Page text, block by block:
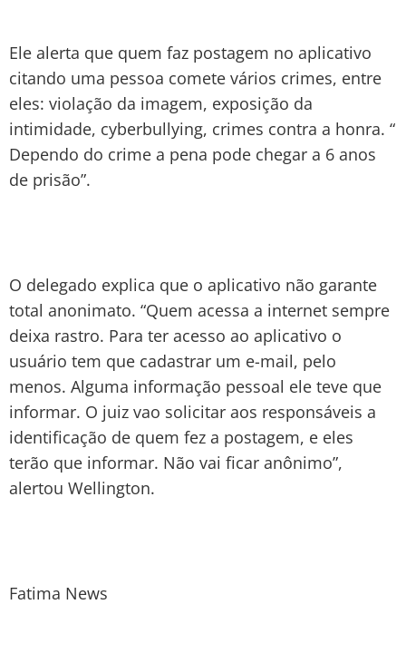
Ele alerta que quem faz postagem no aplicativo
citando uma pessoa comete vários crimes, entre
eles: violação da imagem, exposição da
intimidade, cyberbullying, crimes contra a honra. “
Dependo do crime a pena pode chegar a 6 anos
de prisão”.
O delegado explica que o aplicativo não garante
total anonimato. “Quem acessa a internet sempre
deixa rastro. Para ter acesso ao aplicativo o
usuário tem que cadastrar um e-mail, pelo
menos. Alguma informação pessoal ele teve que
informar. O juiz vao solicitar aos responsáveis a
identificação de quem fez a postagem, e eles
terão que informar. Não vai ficar anônimo”,
alertou Wellington.
Fatima News